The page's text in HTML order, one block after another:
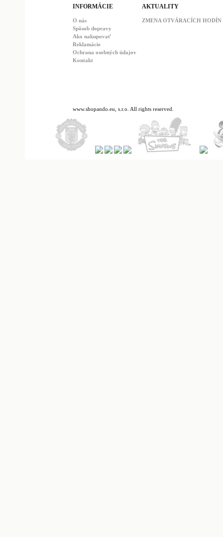
INFORMÁCIE
O nás
Spôsob dopravy
Ako nakupovať
Reklamácie
Ochrana osobných údajov
Kontakt
AKTUALITY
ZMENA OTVÁRACÍCH HODÍN
www.shopando.eu, s.r.o. All rights reserved.